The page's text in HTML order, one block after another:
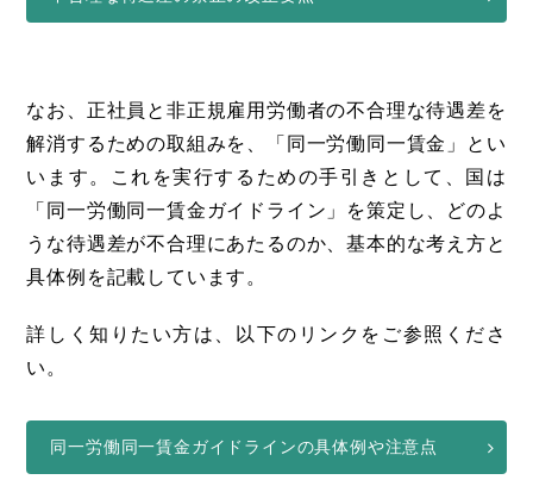
なお、正社員と非正規雇用労働者の不合理な待遇差を
解消するための取組みを、「同一労働同一賃金」とい
います。これを実行するための手引きとして、国は
「同一労働同一賃金ガイドライン」を策定し、どのよ
うな待遇差が不合理にあたるのか、基本的な考え方と
具体例を記載しています。
詳しく知りたい方は、以下のリンクをご参照くださ
い。
同一労働同一賃金ガイドラインの具体例や注意点